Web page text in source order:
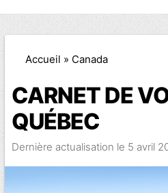
Accueil » Canada
CARNET DE
QUÉBEC
5 avril